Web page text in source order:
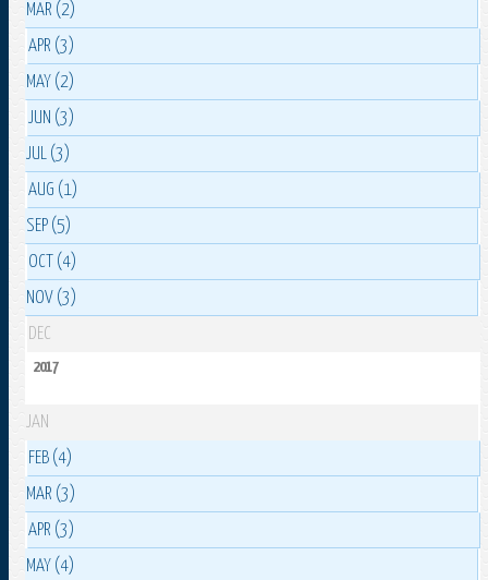
MAR (2)
APR (3)
MAY (2)
JUN (3)
JUL (3)
AUG (1)
SEP (5)
OCT (4)
NOV (3)
DEC
2017
JAN
FEB (4)
MAR (3)
APR (3)
MAY (4)